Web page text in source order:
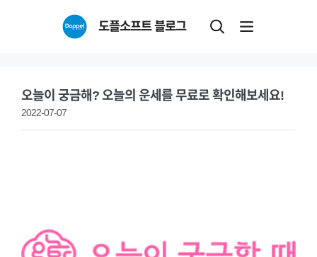
도플소프트 블로그
오늘이 궁금해? 오늘의 운세를 무료로 확인해보세요!
2022-07-07